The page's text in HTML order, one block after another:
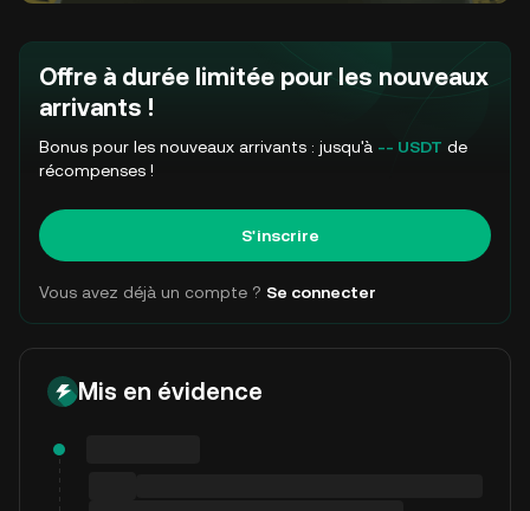
Offre à durée limitée pour les nouveaux
arrivants !
Bonus pour les nouveaux arrivants : jusqu'à -- USDT de
récompenses !
S'inscrire
Vous avez déjà un compte ? Se connecter
Mis en évidence